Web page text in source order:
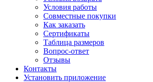
Условия работы
Совместные покупки
Как заказать
Сертификаты
Таблица размеров
Вопрос-ответ
Отзывы
Контакты
Установить приложение